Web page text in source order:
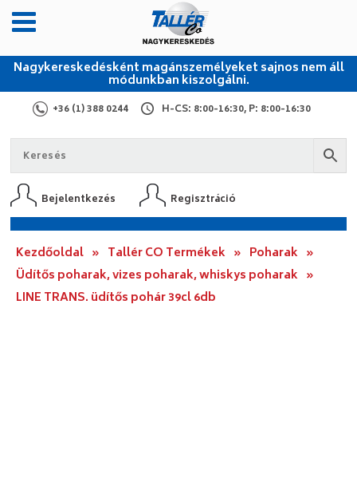
Nagykereskedésként magánszemélyeket sajnos nem áll
módunkban kiszolgálni.
+36 (1) 388 0244 H-CS: 8:00-16:30, P: 8:00-16:30
Bejelentkezés Regisztráció
Kezdőoldal » Tallér CO Termékek » Poharak »
Üdítős poharak, vizes poharak, whiskys poharak »
LINE TRANS. üdítős pohár 39cl 6db